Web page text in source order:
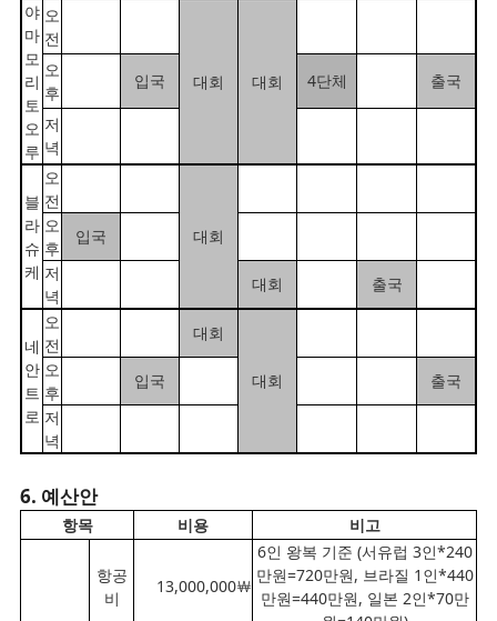
야
마
모
리
토
오
루
오
전
대회 대회
오
후
입국 4단체 출국
저
녁
블
라
슈
케
오
전
대회
오
후
입국
저
녁
대회 출국
네
안
트
로
오
전
대회
대회
오
후
입국
출국
저
녁
6. 예산안
항목 비용 비고
항공
비
13,000,000￦
6인 왕복 기준 (서유럽 3인*240
만원=720만원, 브라질 1인*440
만원=440만원, 일본 2인*70만